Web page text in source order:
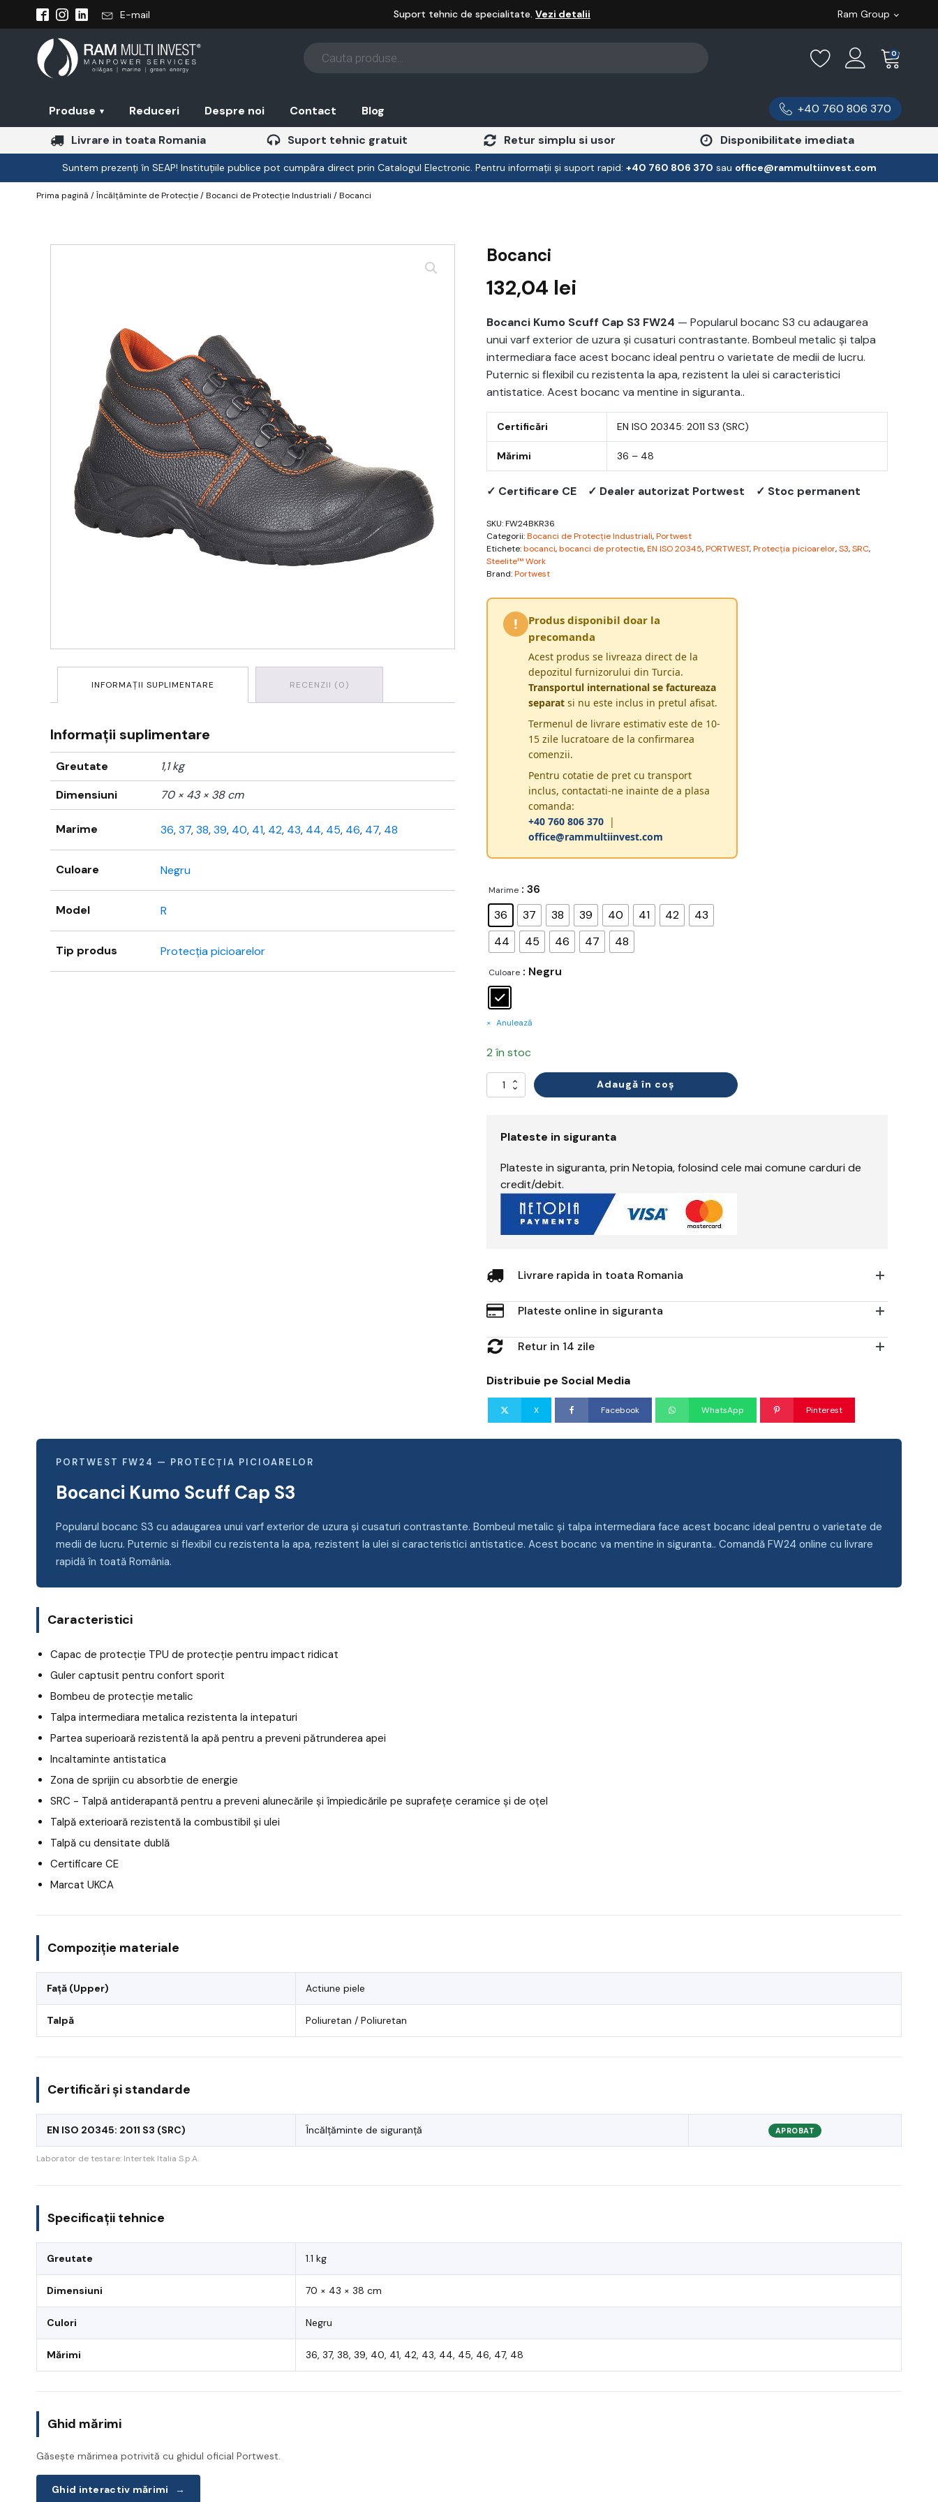
E-mail Suport tehnic de specialitate.Vezi detalii Ram Group
Products
search
0
Produse ▾ Reduceri Despre noi Contact Blog +40 760 806 370
Livrare in toata Romania Suport tehnic gratuit Retur simplu si usor Disponibilitate imediata
Suntem prezenți în SEAP! Instituțiile publice pot cumpăra direct prin Catalogul Electronic. Pentru informații și suport rapid: ‪+40 760 806 370 ‬ sau office@rammultiinvest.com
Prima pagină /Încălțăminte de Protecție/Bocanci de Protecție Industriali / Bocanci
INFORMAȚII SUPLIMENTARE RECENZII (0)
Informații suplimentare
Greutate
1,1 kg
Dimensiuni
70 × 43 × 38 cm
Marime 36,37,38,39, 40, 41, 42, 43, 44, 45, 46, 47, 48
Culoare Negru
Model R
Tip produs Protecția picioarelor
Bocanci
132,04 lei
Bocanci Kumo Scuff Cap S3 FW24 — Popularul bocanc S3 cu adaugarea
unui varf exterior de uzura și cusaturi contrastante. Bombeul metalic și talpa
intermediara face acest bocanc ideal pentru o varietate de medii de lucru.
Puternic si flexibil cu rezistenta la apa, rezistent la ulei si caracteristici
antistatice. Acest bocanc va mentine in siguranta..
Certificări EN ISO 20345: 2011 S3 (SRC)
Mărimi 36 – 48
✓ Certificare CE ✓ Dealer autorizat Portwest ✓ Stoc permanent
SKU:FW24BKR36
Categorii:Bocanci de Protecție Industriali,Portwest
Etichete:bocanci,bocanci de protectie,EN ISO 20345,PORTWEST,Protecția picioarelor,S3,SRC,
Steelite™ Work
Brand:Portwest
!
Produs disponibil doar la
precomanda
Acest produs se livreaza direct de la
depozitul furnizorului din Turcia.
Transportul international se factureaza
separat si nu este inclus in pretul afisat.
Termenul de livrare estimativ este de 10-
15 zile lucratoare de la confirmarea
comenzii.
Pentru cotatie de pret cu transport
inclus, contactati-ne inainte de a plasa
comanda:
+40 760 806 370 |
office@rammultiinvest.com
Marime : 36
36
37 38 39 40 41 42
43
44
45 46 47 48
Culoare : Negru
Anulează
2 în stoc
Cantitate
Bocanci
Adaugă în coș
Plateste in siguranta
Plateste in siguranta, prin Netopia, folosind cele mai comune carduri de
credit/debit.
Livrare rapida in toata Romania
Plateste online in siguranta
Retur in 14 zile
Distribuie pe Social Media
X Facebook WhatsApp Pinterest
PORTWEST FW24 — PROTECȚIA PICIOARELOR
Bocanci Kumo Scuff Cap S3
Popularul bocanc S3 cu adaugarea unui varf exterior de uzura și cusaturi contrastante. Bombeul metalic și talpa intermediara face acest bocanc ideal pentru o varietate de
medii de lucru. Puternic si flexibil cu rezistenta la apa, rezistent la ulei si caracteristici antistatice. Acest bocanc va mentine in siguranta.. Comandă FW24 online cu livrare
rapidă în toată România.
Caracteristici
Capac de protecție TPU de protecție pentru impact ridicat
Guler captusit pentru confort sporit
Bombeu de protecție metalic
Talpa intermediara metalica rezistenta la intepaturi
Partea superioară rezistentă la apă pentru a preveni pătrunderea apei
Incaltaminte antistatica
Zona de sprijin cu absorbtie de energie
SRC - Talpă antiderapantă pentru a preveni alunecările și împiedicările pe suprafețe ceramice și de oțel
Talpă exterioară rezistentă la combustibil și ulei
Talpă cu densitate dublă
Certificare CE
Marcat UKCA
Compoziție materiale
Față (Upper) Actiune piele
Talpă Poliuretan / Poliuretan
Certificări și standarde
EN ISO 20345: 2011 S3 (SRC) Încălțăminte de siguranță APROBAT
Laborator de testare: Intertek Italia S.p.A.
Specificații tehnice
Greutate 1.1 kg
Dimensiuni 70 × 43 × 38 cm
Culori Negru
Mărimi 36, 37, 38, 39, 40, 41, 42, 43, 44, 45, 46, 47, 48
Ghid mărimi
Găsește mărimea potrivită cu ghidul oficial Portwest.
Ghid interactiv mărimi →